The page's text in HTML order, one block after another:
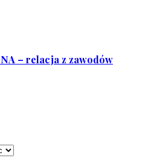
– relacja z zawodów